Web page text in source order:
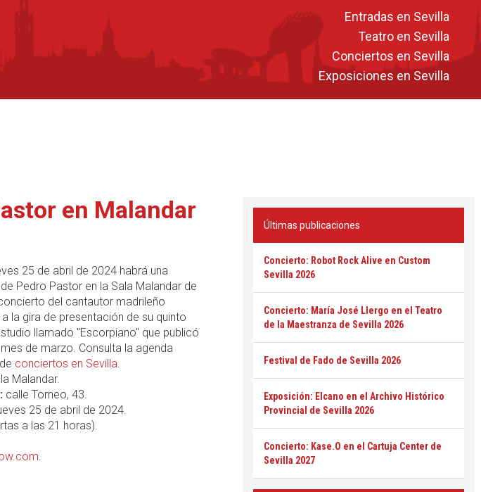
Entradas en Sevilla
Teatro en Sevilla
Conciertos en Sevilla
Exposiciones en Sevilla
en Malandar
25 de abril de 2024 habrá una
Pedro Pastor en la Sala Malandar de
del cantautor madrileño
la gira de presentación de su quinto
llamado "Escorpiano" que publicó
de marzo. Consulta la agenda
conciertos en Sevilla.
Malandar.
calle Torneo, 43.
25 de abril de 2024.
a las 21 horas).
.
Últimas publicaciones
Concierto: Robot Rock Alive en Custom
Sevilla 2026
Concierto: María José Llergo en el Teatro
de la Maestranza de Sevilla 2026
Festival de Fado de Sevilla 2026
Exposición: Elcano en el Archivo Histórico
Provincial de Sevilla 2026
Concierto: Kase.O en el Cartuja Center de
Sevilla 2027